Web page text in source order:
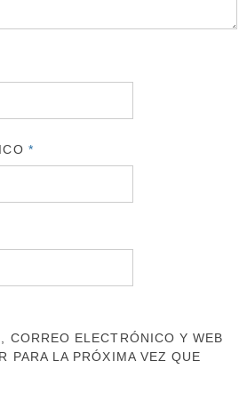
*
CORREO ELECTRÓNICO Y WEB
PARA LA PRÓXIMA VEZ QUE